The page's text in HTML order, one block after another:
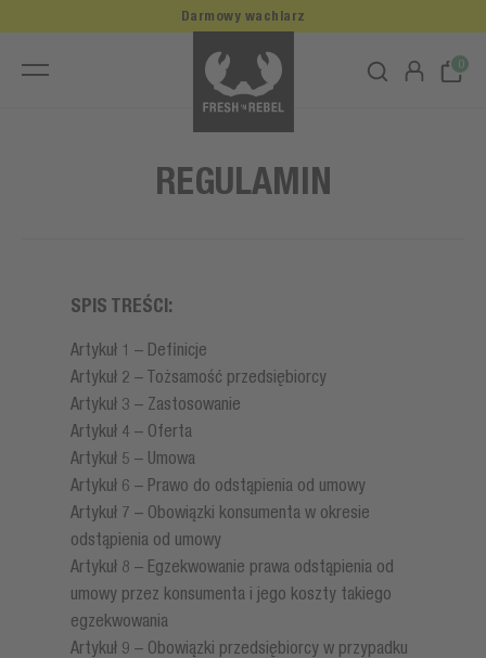
0
Darmowy wachlarz
REGULAMIN
SPIS TREŚCI:
Artykuł 1 – Definicje
Artykuł 2 – Tożsamość przedsiębiorcy
Artykuł 3 – Zastosowanie
Artykuł 4 – Oferta
Artykuł 5 – Umowa
Artykuł 6 – Prawo do odstąpienia od umowy
Artykuł 7 – Obowiązki konsumenta w okresie
odstąpienia od umowy
Artykuł 8 – Egzekwowanie prawa odstąpienia od
umowy przez konsumenta i jego koszty takiego
egzekwowania
Artykuł 9 – Obowiązki przedsiębiorcy w przypadku